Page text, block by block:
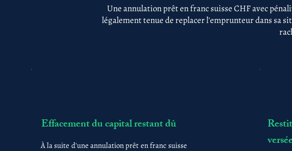
Une annulation prêt en franc suisse CHF avec
légalement tenue de replacer l'emprunteur dans sa
Effacement du capital restant dû
À la suite d'une annulation prêt en franc suisse